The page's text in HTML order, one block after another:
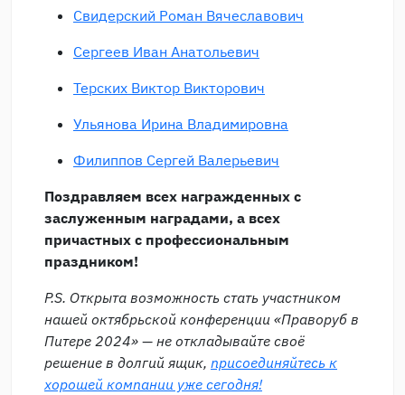
Свидерский Роман Вячеславович
Сергеев Иван Анатольевич
Терских Виктор Викторович
Ульянова Ирина Владимировна
Филиппов Сергей Валерьевич
Поздравляем всех награжденных с
заслуженным наградами, а всех
причастных с профессиональным
праздником!
P.S. Открыта возможность стать участником
нашей октябрьской конференции «Праворуб в
Питере 2024» — не откладывайте своё
решение в долгий ящик, присоединяйтесь к
хорошей компании уже сегодня!